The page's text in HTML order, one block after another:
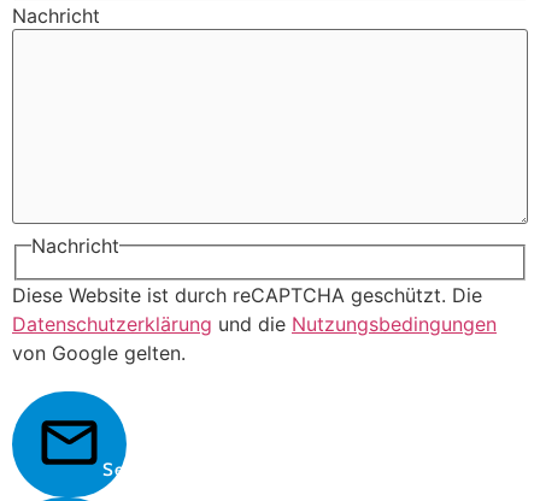
Nachricht
Nachricht
Diese Website ist durch reCAPTCHA geschützt. Die
Datenschutzerklärung und die Nutzungsbedingungen
von Google gelten.
Senden